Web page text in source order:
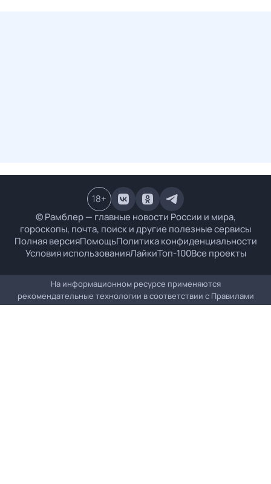
© Рамблер — главные новости России и мира,
гороскопы, почта, поиск и другие полезные сервисы
Полная версияПомощьПолитика конфиденциальности
Условия использованияЛайкиТоп-100Все проекты
18+
На информационном ресурсе применяются
рекомендательные технологии в соответствии с Правилами